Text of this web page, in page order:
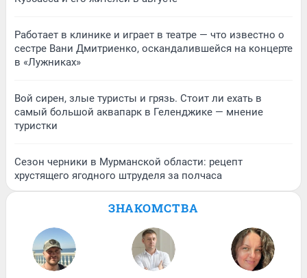
Работает в клинике и играет в театре — что известно о
сестре Вани Дмитриенко, оскандалившейся на концерте
в «Лужниках»
Вой сирен, злые туристы и грязь. Стоит ли ехать в
самый большой аквапарк в Геленджике — мнение
туристки
Сезон черники в Мурманской области: рецепт
хрустящего ягодного штруделя за полчаса
ЗНАКОМСТВА